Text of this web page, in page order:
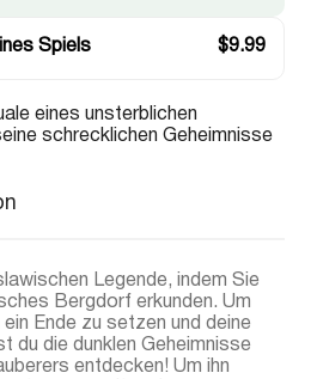
Spiels $9.99
eines unsterblichen
schrecklichen Geheimnisse
Legende, indem Sie
Bergdorf erkunden. Um
Ende zu setzen und deine
du die dunklen Geheimnisse
entdecken! Um ihn